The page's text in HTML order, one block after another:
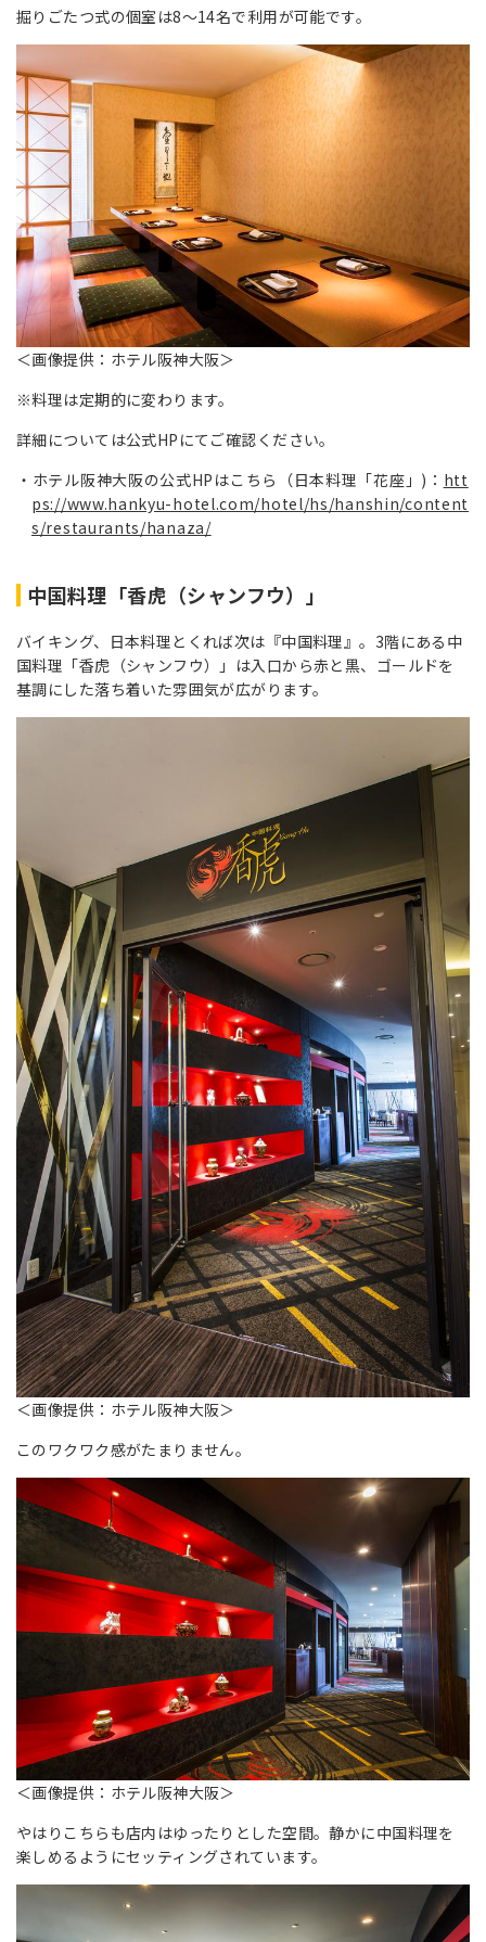
掘りごたつ式の個室は8～14名で利用が可能です。
＜画像提供：ホテル阪神大阪＞
※料理は定期的に変わります。
詳細については公式HPにてご確認ください。
ホテル阪神大阪の公式HPはこちら（日本料理「花座」)： htt
ps://www.hankyu-hotel.com/hotel/hs/hanshin/content
s/restaurants/hanaza/
中国料理「香虎（シャンフウ）」
バイキング、日本料理とくれば次は『中国料理』。3階にある中
国料理「香虎（シャンフウ）」は入口から赤と黒、ゴールドを
基調にした落ち着いた雰囲気が広がります。
＜画像提供：ホテル阪神大阪＞
このワクワク感がたまりません。
＜画像提供：ホテル阪神大阪＞
やはりこちらも店内はゆったりとした空間。静かに中国料理を
楽しめるようにセッティングされています。